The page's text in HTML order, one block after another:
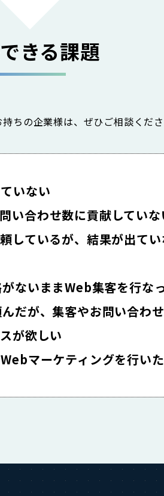
きる課題
ちの企業様は、ぜひご相談くだ
いない
い合わせ数に貢献してい
しているが、結果が出て
ないままWeb集客を行な
だが、集客やお問い合わ
が欲しい
マーケティングを行い